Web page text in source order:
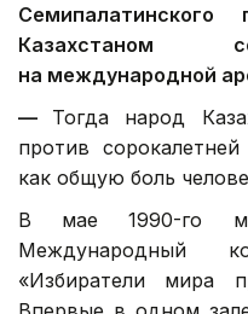
Казахстаном
на международной
— Тогда народ
против
как общую боль
В мае 1990-го
Международный
«Избиратели мира